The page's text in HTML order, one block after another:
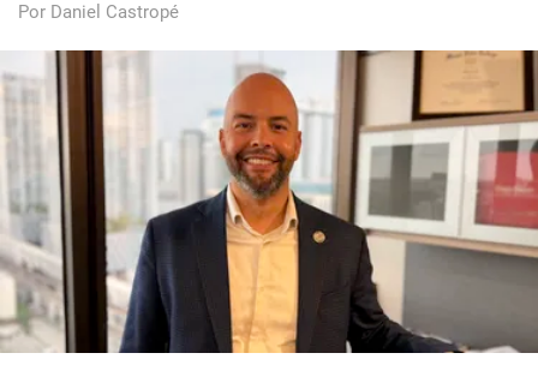
Por Daniel Castropé